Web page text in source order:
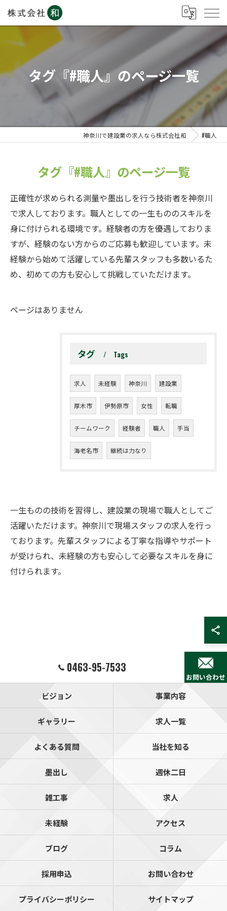
タグ『#職人』のページ一覧
神奈川で建設業の求人なら株式会社和 #職人
タグ『#職人』のページ一覧
正確性が求められる測量や墨出しを行う技術者を神奈川
で求人しております。職人としての一生もののスキルを
身に付けられる環境です。経験者の方を優遇しておりま
すが、経験のない方からのご応募も歓迎しています。未
経験から始めて活躍している先輩スタッフも多数いるた
め、初めての方も安心して挑戦していただけます。
ページはありません
タグ Tags
求人 未経験 神奈川 建設業
厚木市 伊勢原市 女性 転職
チームワーク 経験者 職人 手当
海老名市 継続は力なり
一生ものの技術を習得し、建設業の現場で職人としてご
活躍いただけます。神奈川で現場スタッフの求人を行っ
ております。先輩スタッフによる丁寧な指導やサポート
が受けられ、未経験の方も安心して必要なスキルを身に
付けられます。
0463-95-7533
お問い合わせ
ビジョン 事業内容
ギャラリー 求人一覧
よくある質問 当社を知る
墨出し 週休二日
雑工事 求人
未経験 アクセス
ブログ コラム
採用申込 お問い合わせ
プライバシーポリシー サイトマップ